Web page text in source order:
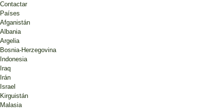
Contactar
Países
Afganistán
Albania
Argelia
Bosnia-Herzegovina
Indonesia
Iraq
Irán
Israel
Kirguistán
Malasia